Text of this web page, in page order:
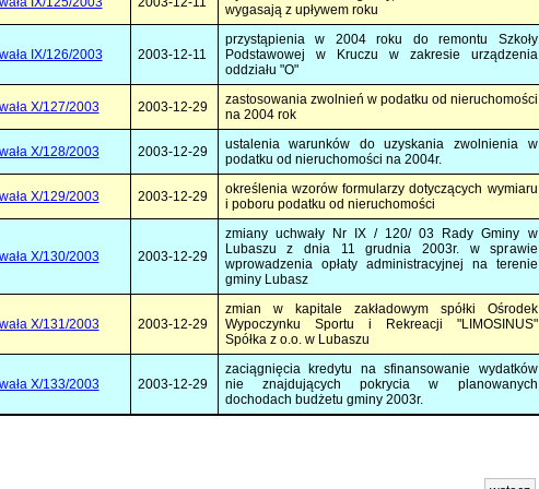
wygasają z upływem roku
IX/126/2003 2003-12-11
przystąpienia w 2004 roku do remontu Szkoły
Podstawowej w Kruczu w zakresie urządzenia
oddziału "O"
X/127/2003 2003-12-29
zastosowania zwolnień w podatku od nieruchomości
na 2004 rok
X/128/2003 2003-12-29
ustalenia warunków do uzyskania zwolnienia w
podatku od nieruchomości na 2004r.
X/129/2003 2003-12-29
określenia wzorów formularzy dotyczących wymiaru
i poboru podatku od nieruchomości
X/130/2003 2003-12-29
zmiany uchwały Nr IX / 120/ 03 Rady Gminy w
Lubaszu z dnia 11 grudnia 2003r. w sprawie
wprowadzenia opłaty administracyjnej na terenie
gminy Lubasz
X/131/2003 2003-12-29
zmian w kapitale zakładowym spółki Ośrodek
Wypoczynku Sportu i Rekreacji "LIMOSINUS"
Spółka z o.o. w Lubaszu
X/133/2003 2003-12-29
zaciągnięcia kredytu na sfinansowanie wydatków
nie znajdujących pokrycia w planowanych
dochodach budżetu gminy 2003r.